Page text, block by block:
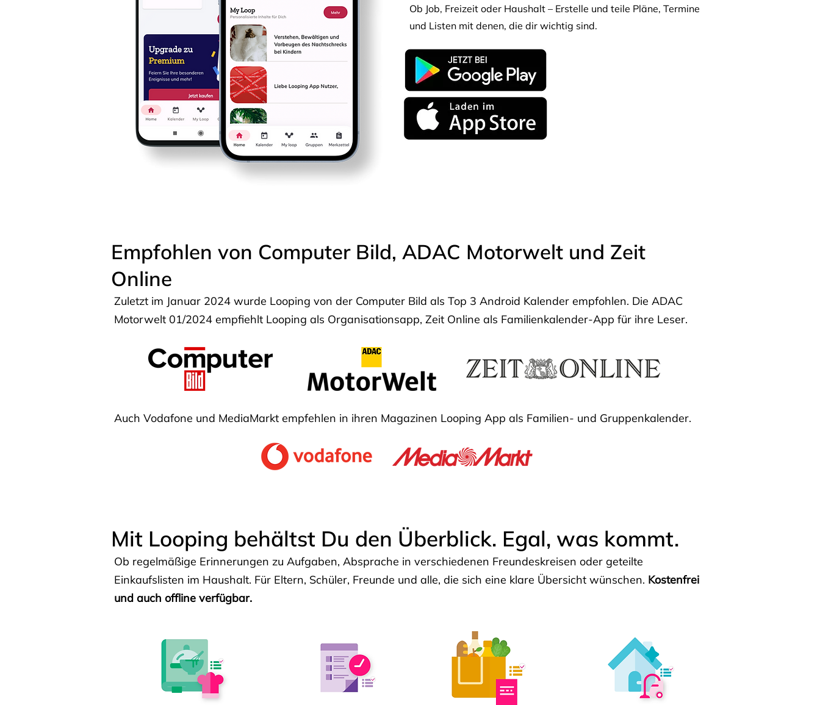
Ob Job, Freizeit oder Haushalt – Erstelle und teile Pläne, Termine
und Listen mit denen, die dir wichtig sind.
Empfohlen von Computer Bild, ADAC Motorwelt und Zeit
Online
Zuletzt im Januar 2024 wurde Looping von der Computer Bild als Top 3 Android Kalender empfohlen. Die ADAC
Motorwelt 01/2024 empfiehlt Looping als Organisationsapp, Zeit Online als Familienkalender-App für ihre Leser.
Auch Vodafone und MediaMarkt empfehlen in ihren Magazinen Looping App als Familien- und Gruppenkalender.
Mit Looping behältst Du den Überblick. Egal, was kommt.
Ob regelmäßige Erinnerungen zu Aufgaben, Absprache in verschiedenen Freundeskreisen oder geteilte
Einkaufslisten im Haushalt. Für Eltern, Schüler, Freunde und alle, die sich eine klare Übersicht wünschen. Kostenfrei
und auch offline verfügbar.